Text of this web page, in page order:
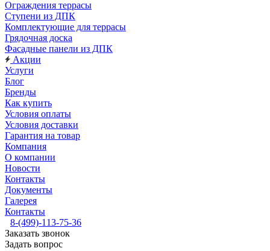
Ограждения террасы
Ступени из ДПК
Комплектующие для террасы
Грядочная доска
Фасадные панели из ДПК
Акции
Услуги
Блог
Бренды
Как купить
Условия оплаты
Условия доставки
Гарантия на товар
Компания
О компании
Новости
Контакты
Документы
Галерея
Контакты
8-(499)-113-75-36
Заказать звонок
Задать вопрос